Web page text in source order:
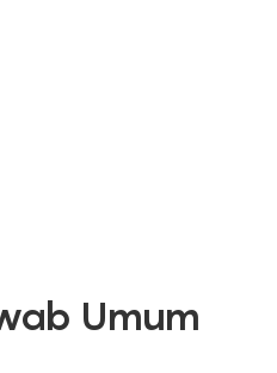
Umum